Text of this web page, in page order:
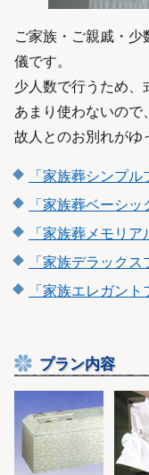
ご家族・ご親戚・
儀です。
少人数で行うため
あまり使わないので
故人とのお別れがゆ
「家族葬シンプ
「家族葬ベーシ
「家族葬メモリ
「家族デラック
「家族エレガン
プラン内容